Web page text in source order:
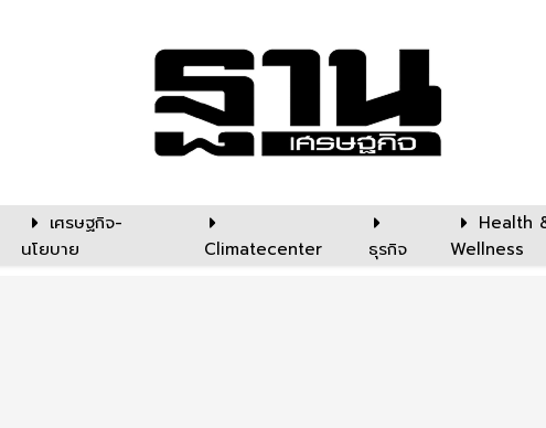
เศรษฐกิจ-
นโยบาย
Climatecenter ธุรกิจ
Health
Wellness